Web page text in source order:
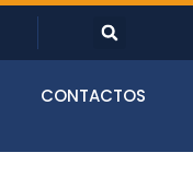
CONTACTOS